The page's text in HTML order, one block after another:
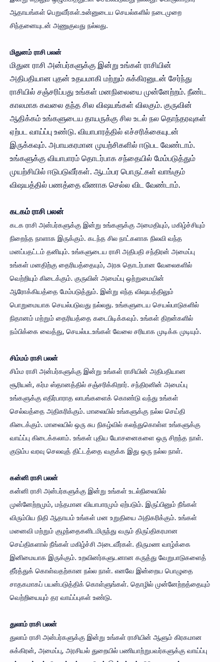
ஆதாயங்கள் பெறுவீர்கள்.உன்னுடைய செயல்களில் நடைமுறை
சிந்தனையுடன் அணுகுவது நல்லது.
மிதுனம் ராசி பலன்
மிதுன ராசி அன்பர்களுக்கு இன்று உங்கள் ராசியின்
அதிபதியான புதன் உதயமாகி மற்றும் சுக்கிரனுடன் சேர்ந்து
ராசியில் சஞ்சரிப்பது உங்கள் மனநிலையை முன்னேற்றம். நீண்ட
காலமாக கவலை தந்த சில விஷயங்கள் விலகும். குருவின்
ஆதிக்கம் உங்களுடைய தாயருக்கு சில உடல் நல தொந்தரவுகள்
ஏற்பட வாய்ப்பு உண்டு. வியாபாரத்தில் எச்சரிக்கையுடன்
இருக்கவும். அபாயகரமான முயற்சிகளில் ஈடுபட வேண்டாம்.
உங்களுக்கு வியாபாரம் தொடர்பாக சந்தையில் மேம்படுத்தும்
முயற்சியில் ஈடுபடுவீர்கள். ஆடம்பர பொருட்கள் வாங்கும்
விஷயத்தில் பணத்தை வீணாக செல்ல விட வேண்டாம்.
கடகம் ராசி பலன்
கடக ராசி அன்பர்களுக்கு இன்று உங்களுக்கு அமைதியும், மகிழ்ச்சியும்
நிறைந்த நாளாக இருக்கும். கடந்த சில நாட்களாக நிலவி வந்த
மனப்பதட்டம் தனியும். உங்களுடைய ராசி அதிபதி சந்திரன் அமைப்பு
உங்கள் மனதிற்கு தைரியத்தையும், அரசு தொடர்பான வேலைகளில்
வெற்றியும் கிடைக்கும். குருவின் அமைப்பு ஒற்றுமையின்
ஆரோக்கியத்தை மேம்படுத்தும். இன்று எந்த விஷயத்திலும்
பொறுமையாக செயல்படுவது நல்லது. உங்களுடைய செயல்பாடுகளில்
நிதானம் மற்றும் தைரியத்தை கடைபிடிக்கவும். உங்கள் திறன்களில்
நம்பிக்கை வைத்து, செயல்படஉங்கள் வேலை சரியாக முடிக்க முடியும்.
சிம்மம் ராசி பலன்
சிம்ம ராசி அன்பர்களுக்கு இன்று உங்கள் ராசியின் அதிபதியான
சூரியன், கர்ம ஸ்தானத்தில் சஞ்சரிக்கிறார். சந்திரனின் அமைப்பு
உங்களுக்கு எதிர்பாராத லாபங்களைக் கொண்டு வந்து உங்கள்
செல்வத்தை அதிகரிக்கும். மாலையில் உங்களுக்கு நல்ல செய்தி
கிடைக்கும். மாலையில் ஒரு சுப நிகழ்வில் கலந்துகொள்ள உங்களுக்கு
வாய்ப்பு கிடைக்கலாம். உங்கள் புதிய யோசனைகளை ஒரு சிறந்த நாள்.
குடும்ப வரவு செலவுத் திட்டத்தை வகுக்க இது ஒரு நல்ல நாள்.
கன்னி ராசி பலன்
கன்னி ராசி அன்பர்களுக்கு இன்று உங்கள் உடல்நிலையில்
முன்னேற்றமும், மந்தமான வியாபாரமும் ஏற்படும். இருப்பினும் நீங்கள்
விரும்பிய நிதி ஆதாயம் உங்கள் மன உறுதியை அதிகரிக்கும். உங்கள்
மனைவி மற்றும் குழந்தைகளிடமிருந்து வரும் திருப்திகரமான
செய்திகளால் நீங்கள் மகிழ்ச்சி அடைவீர்கள். திருமண வாழ்க்கை
இனிமையாக இருக்கும். உறவினர்களுடனான கருத்து வேறுபாடுகளைத்
தீர்த்துக் கொள்வதற்கான நல்ல நாள். எனவே இன்றைய பொழுதை
சாதகமாகப் பயன்படுத்திக் கொள்ளுங்கள். தொழில் முன்னேற்றத்தையும்
வெற்றியையும் தர வாய்ப்புகள் உண்டு.
துலாம் ராசி பலன்
துலாம் ராசி அன்பர்களுக்கு இன்று உங்கள் ராசியின் ஆளும் கிரகமான
சுக்கிரன், அமைப்பு, அரசியல் துறையில் பணியாற்றுபவர்களுக்கு வாய்ப்பு